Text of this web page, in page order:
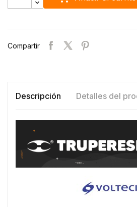
Compartir
Descripción Detalles del